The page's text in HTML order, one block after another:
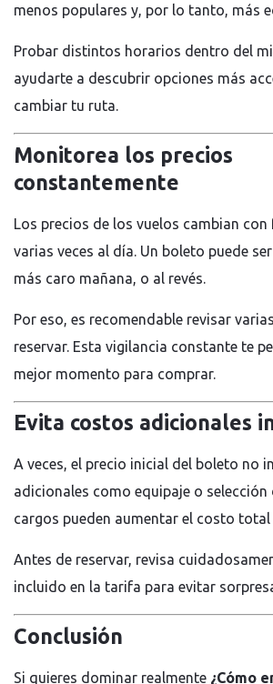
menos populares y, por lo tanto, más
Probar distintos horarios dentro del
ayudarte a descubrir opciones más
cambiar tu ruta.
Monitorea los precios
constantemente
Los precios de los vuelos cambian con
varias veces al día. Un boleto puede
más caro mañana, o al revés.
Por eso, es recomendable revisar
reservar. Esta vigilancia constante te
mejor momento para comprar.
Evita costos adicionales
A veces, el precio inicial del boleto no
adicionales como equipaje o selección
cargos pueden aumentar el costo total
Antes de reservar, revisa
incluido en la tarifa para evitar
Conclusión
Si quieres dominar realmente ¿Cómo